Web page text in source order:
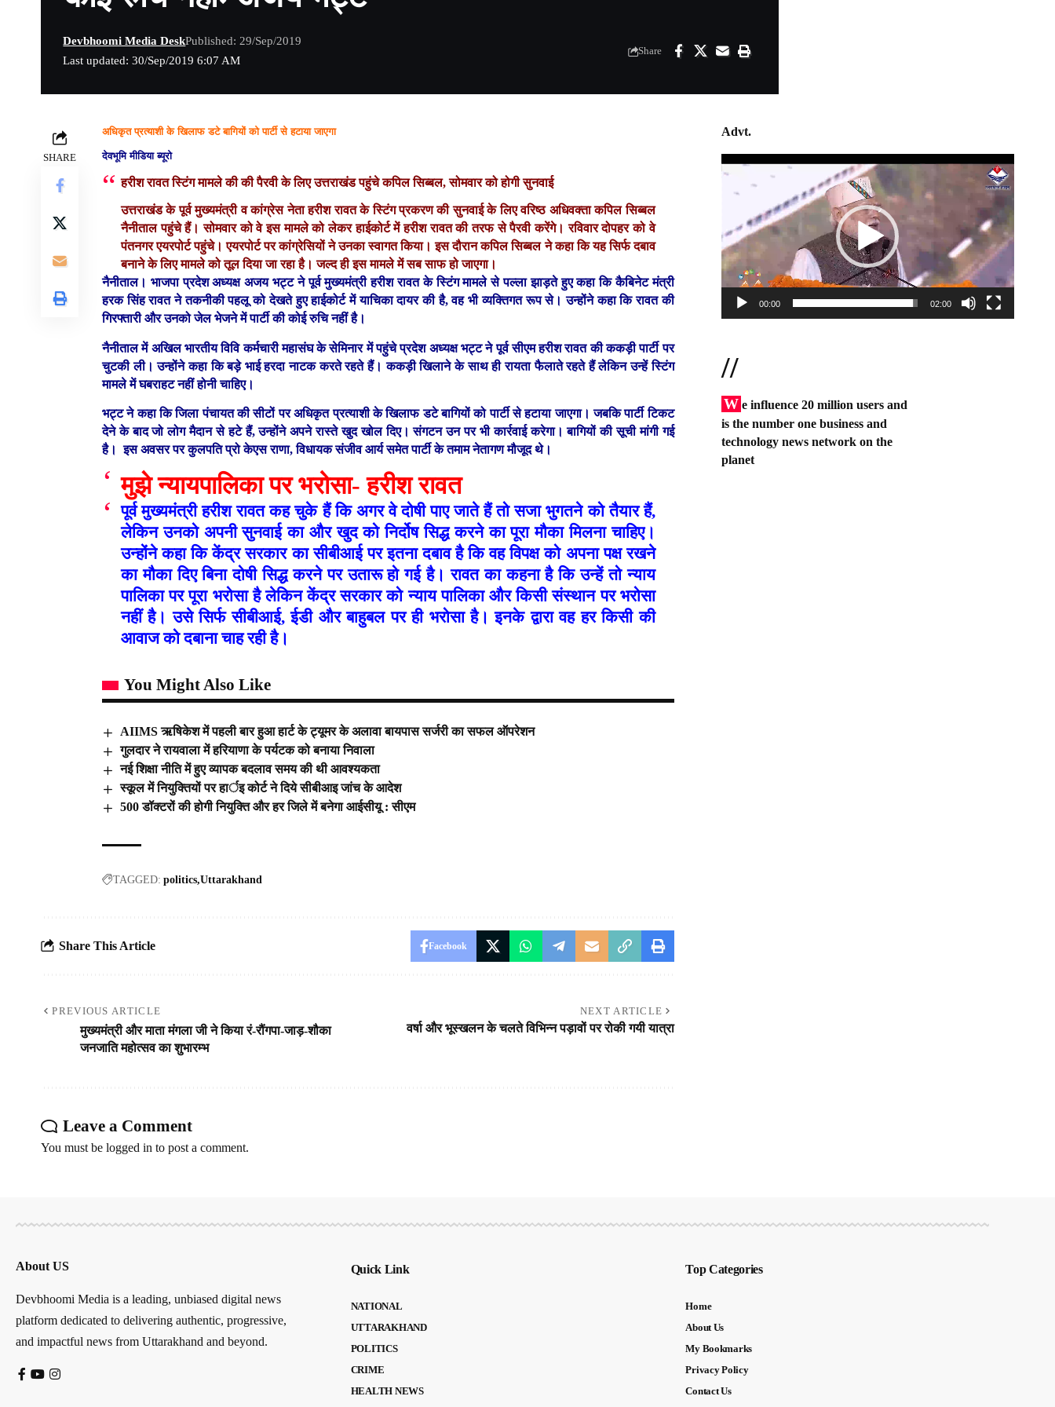
Last updated: 30/Sep/2019 6:07 AM
Devbhoomi Media DeskPublished: 29/Sep/2019
Share
SHARE
अधिकृत प्रत्याशी के खिलाफ डटे बागियों को पार्टी से हटाया जाएगा
देवभूमि मीडिया ब्यूरो
हरीश रावत स्टिंग मामले की की पैरवी के लिए उत्तराखंड पहुंचे कपिल सिब्बल, सोमवार को होगी सुनवाई
उत्तराखंड के पूर्व मुख्यमंत्री व कांग्रेस नेता हरीश रावत के स्टिंग प्रकरण की सुनवाई के लिए वरिष्ठ अधिवक्ता कपिल सिब्बल
नैनीताल पहुंचे हैं। सोमवार को वे इस मामले को लेकर हाईकोर्ट में हरीश रावत की तरफ से पैरवी करेंगे। रविवार दोपहर को वे
पंतनगर एयरपोर्ट पहुंचे। एयरपोर्ट पर कांग्रेसियों ने उनका स्वागत किया। इस दौरान कपिल सिब्बल ने कहा कि यह सिर्फ दबाव
बनाने के लिए मामले को तूल दिया जा रहा है। जल्द ही इस मामले में सब साफ हो जाएगा।
नैनीताल। भाजपा प्रदेश अध्यक्ष अजय भट्ट ने पूर्व मुख्यमंत्री हरीश रावत के स्टिंग मामले से पल्ला झाड़ते हुए कहा कि कैबिनेट मंत्री
हरक सिंह रावत ने तकनीकी पहलू को देखते हुए हाईकोर्ट में याचिका दायर की है, वह भी व्यक्तिगत रूप से। उन्होंने कहा कि रावत की
गिरफ्तारी और उनको जेल भेजने में पार्टी की कोई रुचि नहीं है।
नैनीताल में अखिल भारतीय विवि कर्मचारी महासंघ के सेमिनार में पहुंचे प्रदेश अध्यक्ष भट्ट ने पूर्व सीएम हरीश रावत की ककड़ी पार्टी पर
चुटकी ली। उन्होंने कहा कि बड़े भाई हरदा नाटक करते रहते हैं। ककड़ी खिलाने के साथ ही रायता फैलाते रहते हैं लेकिन उन्हें स्टिंग
मामले में घबराहट नहीं होनी चाहिए।
भट्ट ने कहा कि जिला पंचायत की सीटों पर अधिकृत प्रत्याशी के खिलाफ डटे बागियों को पार्टी से हटाया जाएगा। जबकि पार्टी टिकट
देने के बाद जो लोग मैदान से हटे हैं, उन्होंने अपने रास्ते खुद खोल दिए। संगटन उन पर भी कार्रवाई करेगा। बागियों की सूची मांगी गई
है। इस अवसर पर कुलपति प्रो केएस राणा, विधायक संजीव आर्य समेत पार्टी के तमाम नेतागण मौजूद थे।
मुझे न्यायपालिका पर भरोसा- हरीश रावत
पूर्व मुख्यमंत्री हरीश रावत कह चुके हैं कि अगर वे दोषी पाए जाते हैं तो सजा भुगतने को तैयार हैं,
लेकिन उनको अपनी सुनवाई का और खुद को निर्दोष सिद्ध करने का पूरा मौका मिलना चाहिए।
उन्होंने कहा कि केंद्र सरकार का सीबीआई पर इतना दबाव है कि वह विपक्ष को अपना पक्ष रखने
का मौका दिए बिना दोषी सिद्ध करने पर उतारू हो गई है।रावत का कहना है कि उन्हें तो न्याय
पालिका पर पूरा भरोसा है लेकिन केंद्र सरकार को न्याय पालिका और किसी संस्थान पर भरोसा
नहीं है। उसे सिर्फ सीबीआई, ईडी और बाहुबल पर ही भरोसा है। इनके द्वारा वह हर किसी की
आवाज को दबाना चाह रही है।
You Might Also Like
AIIMS ऋषिकेश में पहली बार हुआ हार्ट के ट्यूमर के अलावा बायपास सर्जरी का सफल ऑपरेशन
गुलदार ने रायवाला में हरियाणा के पर्यटक को बनाया निवाला
नई शिक्षा नीति में हुए व्यापक बदलाव समय की थी आवश्यकता
स्कूल में नियुक्तियों पर हार्इ कोर्ट ने दिये सीबीआइ जांच के आदेश
500 डॉक्टरों की होगी नियुक्ति और हर जिले में बनेगा आईसीयू : सीएम
TAGGED: politics Uttarakhand
Share This Article Facebook
PREVIOUS ARTICLE
मुख्यमंत्री और माता मंगला जी ने किया रं-रौंगपा-जाड़-शौका
जनजाति महोत्सव का शुभारम्भ
NEXT ARTICLE
वर्षा और भूस्खलन के चलते विभिन्न पड़ावों पर रोकी गयी यात्रा
Leave a Comment
You must be logged in to post a comment.
Advt.
Video
00:00 02:00
//
W e influence 20 million users and
is the number one business and
technology news network on the
planet
About US
Devbhoomi Media is a leading, unbiased digital news
platform dedicated to delivering authentic, progressive,
and impactful news from Uttarakhand and beyond.
Quick Link
NATIONAL
UTTARAKHAND
POLITICS
CRIME
HEALTH NEWS
Top Categories
Home
About Us
My Bookmarks
Privacy Policy
Contact Us